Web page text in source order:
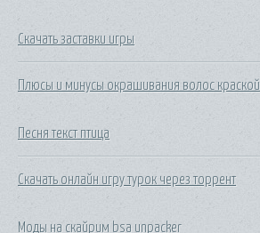
Скачать заставки игры
Плюсы и минусы окрашивания волос краской
Песня текст птица
Скачать онлайн игру турок через торрент
Моды на скайрим bsa unpacker